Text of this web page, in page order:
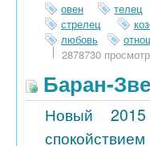
овен
телец
стрелец
любовь
2878730
Баран-
Новый